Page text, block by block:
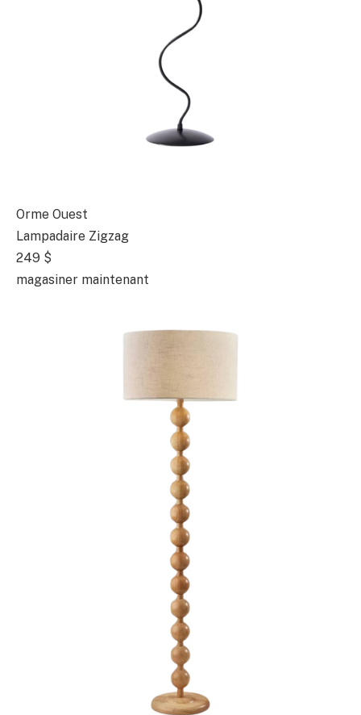
Orme Ouest
Lampadaire Zigzag
249 $
magasiner maintenant